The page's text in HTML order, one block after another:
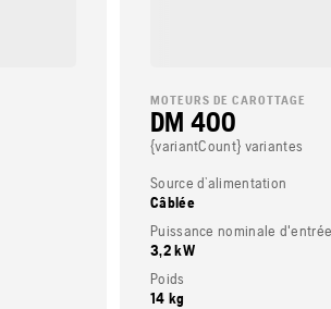
MOTEURS DE CAROTTAGE
DM 400
{variantCount} variantes
Source d’alimentation
Câblée
Puissance nominale d'entrée
3,2 kW
Poids
14 kg